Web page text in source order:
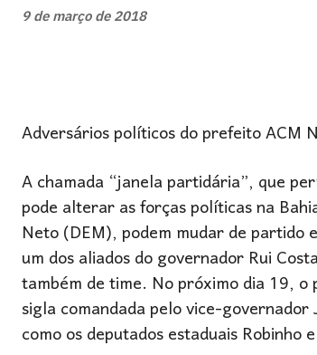
9 de março de 2018
Adversários políticos do prefeito ACM
A chamada “janela partidária”, que
pode alterar as forças políticas na
Neto (DEM), podem mudar de
um dos aliados do governador Rui
também de time. No próximo dia 19,
sigla comandada pelo vice-
como os deputados estaduais Robinho